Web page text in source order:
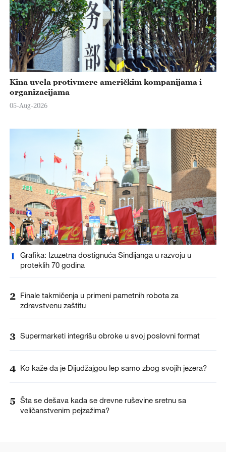
Kina uvela protivmere američkim kompanijama i
organizacijama
05-Aug-2026
1
Grafika: Izuzetna dostignuća Sinđijanga u razvoju u
proteklih 70 godina
2 Finale takmičenja u primeni pametnih robota za
zdravstvenu zaštitu
3 Supermarketi integrišu obroke u svoj poslovni format
4 Ko kaže da je Đijudžajgou lep samo zbog svojih jezera?
5 Šta se dešava kada se drevne ruševine sretnu sa
veličanstvenim pejzažima?